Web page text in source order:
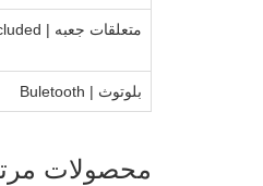
متعلقات جعبه | Accessories Included
بلوتوث | ‌Buletooth
محصولات